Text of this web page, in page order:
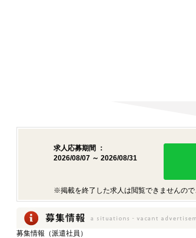
求人応募期間 ：
2026/08/07 ～ 2026/08/31
※掲載を終了した求人は閲覧できませんので
募集情報（派遣社員）